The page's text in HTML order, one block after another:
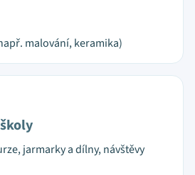
malování, keramika)
jarmarky a dílny, návštěvy